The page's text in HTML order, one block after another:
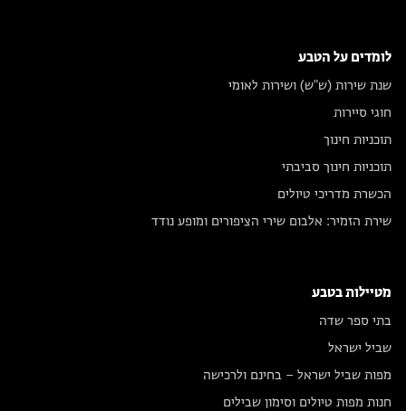
לומדים על הטבע
שנת שירות (ש"ש) ושירות לאומי
חוגי סיירות
תוכניות חינוך
תוכניות חינוך סביבתי
הכשרת מדריכי טיולים
שירת הזמיר: אלבום שירי הציפורים ומופע נודד
מטיילות בטבע
בתי ספר שדה
שביל ישראל
מפות שביל ישראל – בחינם ולרכישה
חנות מפות טיולים וסימון שבילים